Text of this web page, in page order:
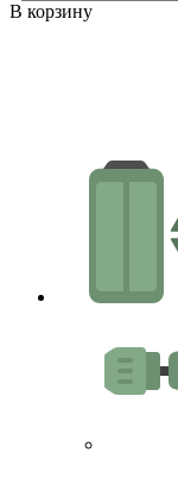
В корзину